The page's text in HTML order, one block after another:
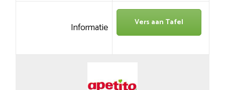
Informatie Vers aan Tafel